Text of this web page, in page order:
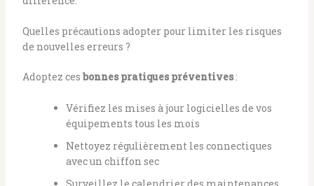
Quelles précautions adopter pour limiter les risques
de nouvelles erreurs ?
Adoptez ces bonnes pratiques préventives:
Vérifiez les mises à jour logicielles de vos
équipements tous les mois
Nettoyez régulièrement les connectiques
avec un chiffon sec